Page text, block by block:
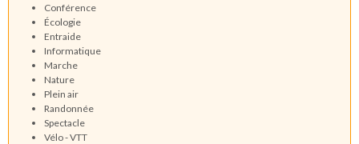
Conférence
Écologie
Entraide
Informatique
Marche
Nature
Plein air
Randonnée
Spectacle
Vélo - VTT